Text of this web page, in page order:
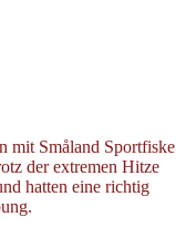
mit Småland Sportfiske
der extremen Hitze
hatten eine richtig